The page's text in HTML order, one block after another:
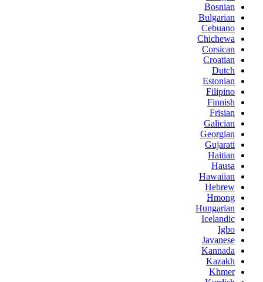
Bosnian
Bulgarian
Cebuano
Chichewa
Corsican
Croatian
Dutch
Estonian
Filipino
Finnish
Frisian
Galician
Georgian
Gujarati
Haitian
Hausa
Hawaiian
Hebrew
Hmong
Hungarian
Icelandic
Igbo
Javanese
Kannada
Kazakh
Khmer